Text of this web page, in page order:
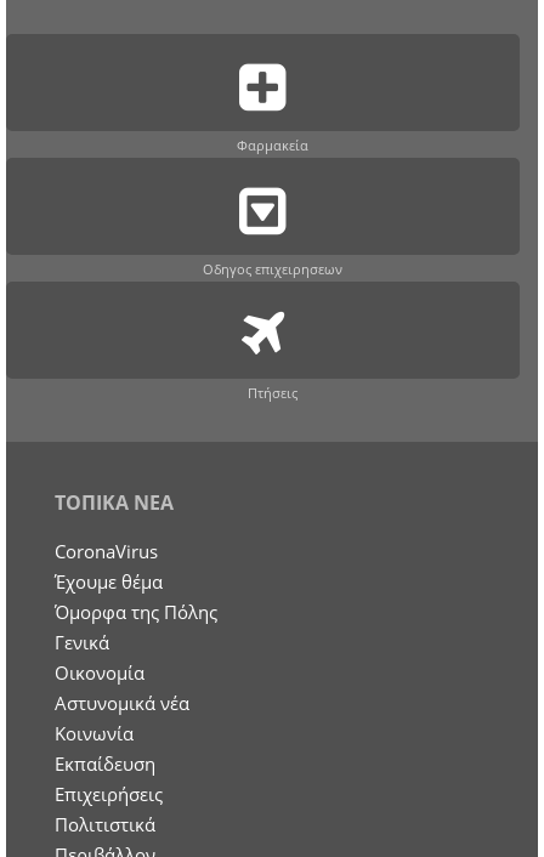
Φαρμακεία
Οδηγος επιχειρησεων
Πτήσεις
ΤΟΠΙΚΑ ΝΕΑ
CoronaVirus
Έχουμε θέμα
Όμορφα της Πόλης
Γενικά
Οικονομία
Aστυνομικά νέα
Κοινωνία
Εκπαίδευση
Επιχειρήσεις
Πολιτιστικά